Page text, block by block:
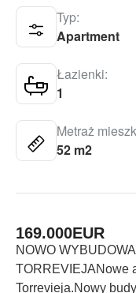
Typ:
Apartment
Łazienki:
1
Metraż
52 m2
169.000EUR
NOWO
TORREVIEJANowe
Torrevieja.Nowy